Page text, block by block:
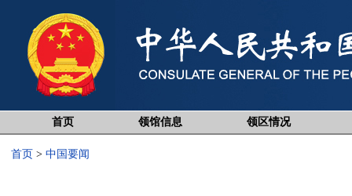
首页 领馆信息 领区情况
首页 > 中国要闻